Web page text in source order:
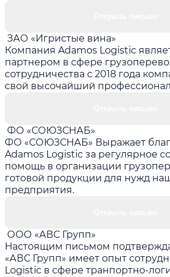
ЗАО «Игристые вина»
Компания Adamos Logistic
партнером в сфере
сотрудничества с 2018 года
свой высочайший
ФО «СОЮЗСНАБ»
ФО «СОЮЗСНАБ» Выражает
Adamos Logistic за регулярное
помощь в организации
готовой продукции для нужд
предприятия.
ООО «АВС Групп»
Настоящим письмом
«АВС Групп» имеет опыт
Logistic в сфере транпортно-